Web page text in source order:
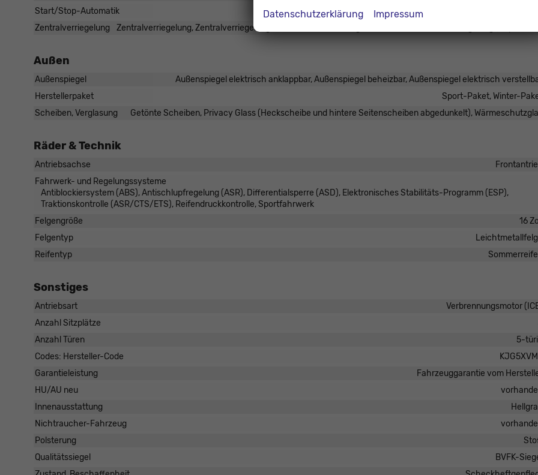
Start/Stop-Automatik
Zentralverriegelung
Zentralverriegelung, Zentralverriegelung mit Funkfernbedienung, Schlüssellose Zentralverriegelung (Keyless Go)
Außen
Außenspiegel
Außenspiegel elektrisch anklappbar, Außenspiegel beheizbar, Außenspiegel elektrisch
Herstellerpaket
Sport-Paket, Winter-
Scheiben, Verglasung
Getönte Scheiben, Privacy Glass (Heckscheibe und hintere Seitenscheiben abgedunkelt),
Räder & Technik
Antriebsachse
Fahrwerk- und Regelungssysteme
Antiblockiersystem (ABS), Antischlupfregelung (ASR), Differentialsperre (ASD), Elektronisches Stabilitäts-Programm (ESP),
Traktionskontrolle (ASR/CTS/ETS), Reifendruckkontrolle, Sportfahrwerk
Felgengröße
16 Zoll
Felgentyp
Reifentyp
Sonstiges
Antriebsart
Verbrennungsmotor
Anzahl Sitzplätze
Anzahl Türen
5-
Codes: Hersteller-Code
Garantieleistung
Fahrzeuggarantie vom
HU/AU neu
Innenausstattung
Nichtraucher-Fahrzeug
Polsterung
Qualitätssiegel
BVFK-
Datenschutzerklärung Impressum